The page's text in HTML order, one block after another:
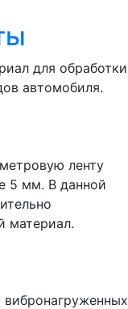
для обработки
автомобиля.
ленту
5 мм. В данной
материал.